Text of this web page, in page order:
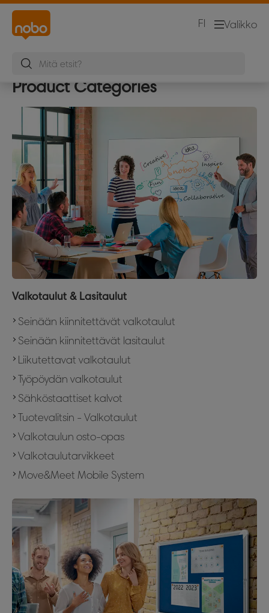
Valikko
FI
Product Categories
Valkotaulut & Lasitaulut
Seinään kiinnitettävät valkotaulut
Seinään kiinnitettävät lasitaulut
Liikutettavat valkotaulut
Työpöydän valkotaulut
Sähköstaattiset kalvot
Tuotevalitsin - Valkotaulut
Valkotaulun osto-opas
Valkotaulutarvikkeet
Move&Meet Mobile System